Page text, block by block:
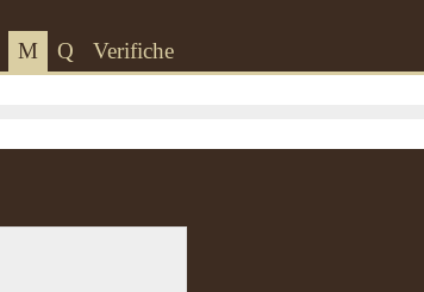
M Q Verifiche